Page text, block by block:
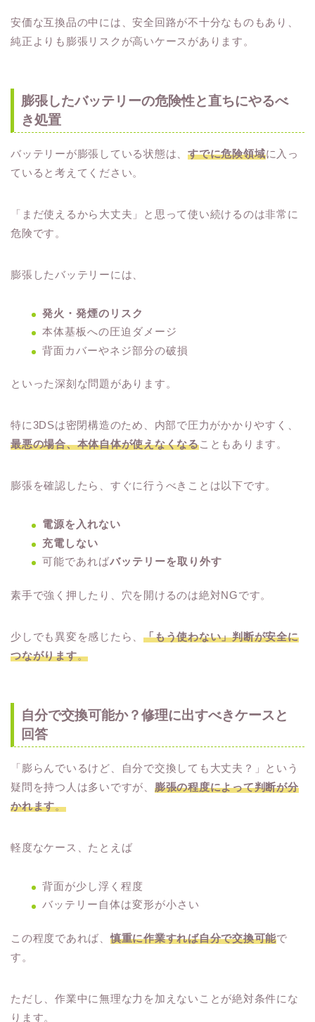
安価な互換品の中には、安全回路が不十分なものもあり、
純正よりも膨張リスクが高いケースがあります。
膨張したバッテリーの危険性と直ちにやるべ
き処置
バッテリーが膨張している状態は、すでに危険領域に入っ
ていると考えてください。
「まだ使えるから大丈夫」と思って使い続けるのは非常に
危険です。
膨張したバッテリーには、
発火・発煙のリスク
本体基板への圧迫ダメージ
背面カバーやネジ部分の破損
といった深刻な問題があります。
特に3DSは密閉構造のため、内部で圧力がかかりやすく、
最悪の場合、本体自体が使えなくなることもあります。
膨張を確認したら、すぐに行うべきことは以下です。
電源を入れない
充電しない
可能であればバッテリーを取り外す
素手で強く押したり、穴を開けるのは絶対NGです。
少しでも異変を感じたら、「もう使わない」判断が安全に
つながります。
自分で交換可能か？修理に出すべきケースと
回答
「膨らんでいるけど、自分で交換しても大丈夫？」という
疑問を持つ人は多いですが、 膨張の程度によって判断が分
かれます。
軽度なケース、たとえば
背面が少し浮く程度
バッテリー自体は変形が小さい
この程度であれば、慎重に作業すれば自分で交換可能で
す。
ただし、作業中に無理な力を加えないことが絶対条件にな
ります。